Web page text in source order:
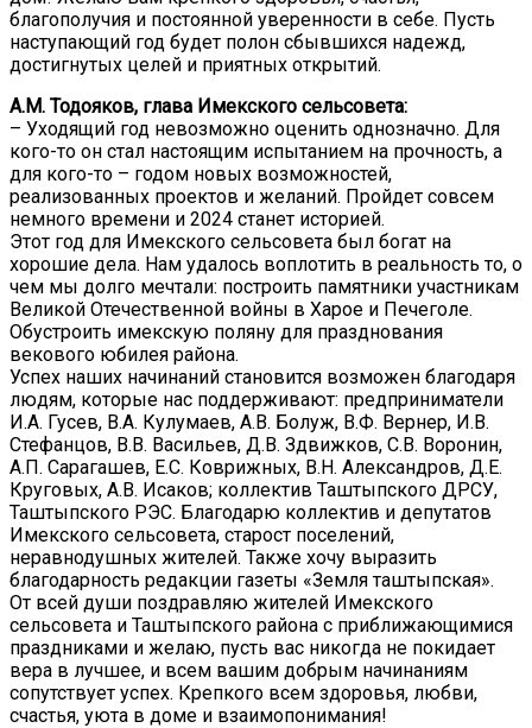
благополучия и постоянной уверенности в себе. Пусть
наступающий год будет полон сбывшихся надежд,
достигнутых целей и приятных открытий.
А.М. Тодояков, глава Имекского сельсовета:
– Уходящий год невозможно оценить однозначно. Для
кого-то он стал настоящим испытанием на прочность, а
для кого-то – годом новых возможностей,
реализованных проектов и желаний. Пройдет совсем
немного времени и 2024 станет историей.
Этот год для Имекского сельсовета был богат на
хорошие дела. Нам удалось воплотить в реальность то, о
чем мы долго мечтали: построить памятники участникам
Великой Отечественной войны в Харое и Печеголе.
Обустроить имекскую поляну для празднования
векового юбилея района.
Успех наших начинаний становится возможен благодаря
людям, которые нас поддерживают: предприниматели
И.А. Гусев, В.А. Кулумаев, А.В. Болуж, В.Ф. Вернер, И.В.
Стефанцов, В.В. Васильев, Д.В. Здвижков, С.В. Воронин,
А.П. Сарагашев, Е.С. Коврижных, В.Н. Александров, Д.Е.
Круговых, А.В. Исаков; коллектив Таштыпского ДРСУ,
Таштыпского РЭС. Благодарю коллектив и депутатов
Имекского сельсовета, старост поселений,
неравнодушных жителей. Также хочу выразить
благодарность редакции газеты «Земля таштыпская».
От всей души поздравляю жителей Имекского
сельсовета и Таштыпского района с приближающимися
праздниками и желаю, пусть вас никогда не покидает
вера в лучшее, и всем вашим добрым начинаниям
сопутствует успех. Крепкого всем здоровья, любви,
счастья, уюта в доме и взаимопонимания!